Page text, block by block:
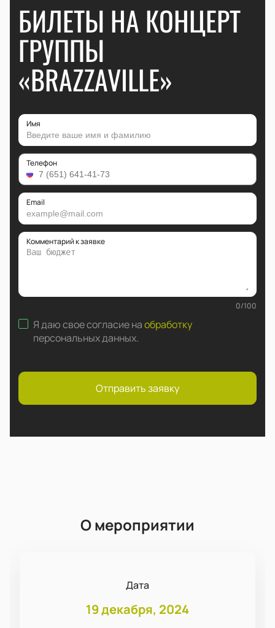
БИЛЕТЫ НА КОНЦЕРТ
ГРУППЫ
«BRAZZAVILLE»
Имя
Телефон
Email
Комментарий к заявке
0/100
Я даю свое согласие наобработку
персональных данных.
Отправить заявку
О мероприятии
Дата
19 декабря, 2024